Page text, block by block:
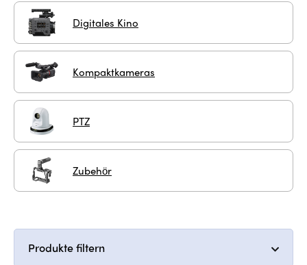
Digitales Kino
Kompaktkameras
PTZ
Zubehör
Produkte filtern